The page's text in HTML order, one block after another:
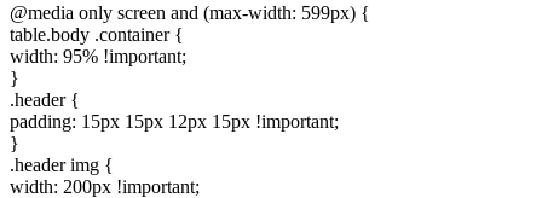
@media only screen and (max-width: 599px) {
table.body .container {
width: 95% !important;
}
.header {
padding: 15px 15px 12px 15px !important;
}
.header img {
width: 200px !important;